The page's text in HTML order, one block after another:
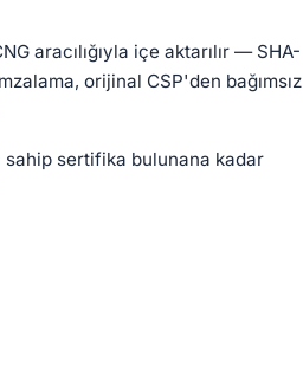
aracılığıyla içe aktarılır — SHA-
orijinal CSP'den bağımsız
sahip sertifika bulunana kadar